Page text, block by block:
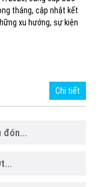
tháng, cập nhật kết
xu hướng, sự kiện
Chi tiết
đón...